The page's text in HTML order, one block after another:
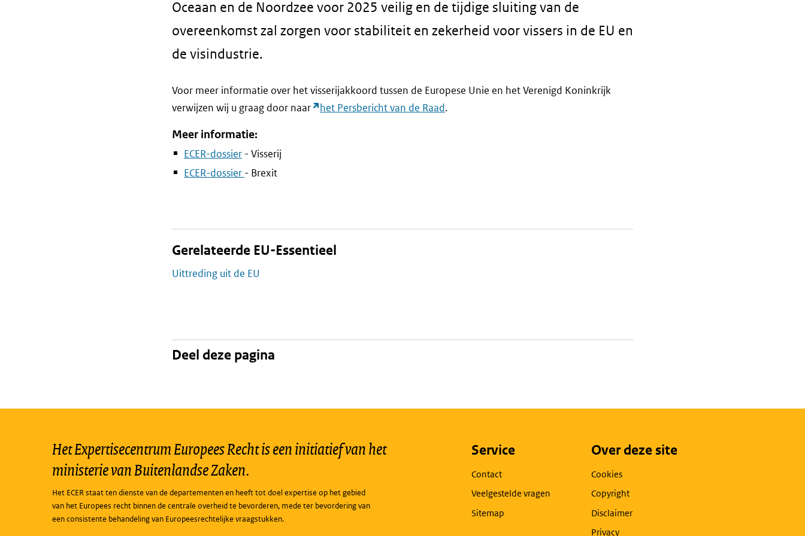
Oceaan en de Noordzee voor 2025 veilig en de tijdige sluiting van de
overeenkomst zal zorgen voor stabiliteit en zekerheid voor vissers in de EU en
de visindustrie.
Voor meer informatie over het visserijakkoord tussen de Europese Unie en het Verenigd Koninkrijk
verwijzen wij u graag door naar
het Persbericht van de Raad.
Meer informatie:
ECER-dossier - Visserij
ECER-dossier - Brexit
Gerelateerde EU-Essentieel
Uittreding uit de EU
Deel deze pagina
Het Expertisecentrum Europees Recht is een initiatief van het
ministerie van Buitenlandse Zaken.
Het ECER staat ten dienste van de departementen en heeft tot doel expertise op het gebied
van het Europees recht binnen de centrale overheid te bevorderen, mede ter bevordering van
een consistente behandeling van Europeesrechtelijke vraagstukken.
Service
Contact
Veelgestelde vragen
Sitemap
Over deze site
Cookies
Copyright
Disclaimer
Privacy